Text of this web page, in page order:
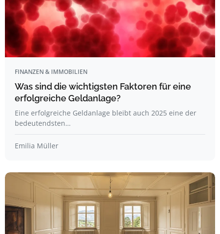
FINANZEN & IMMOBILIEN
Was sind die wichtigsten Faktoren für eine
erfolgreiche Geldanlage?
Eine erfolgreiche Geldanlage bleibt auch 2025 eine der
bedeutendsten…
Emilia Müller